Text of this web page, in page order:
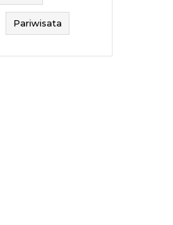
Pariwisata